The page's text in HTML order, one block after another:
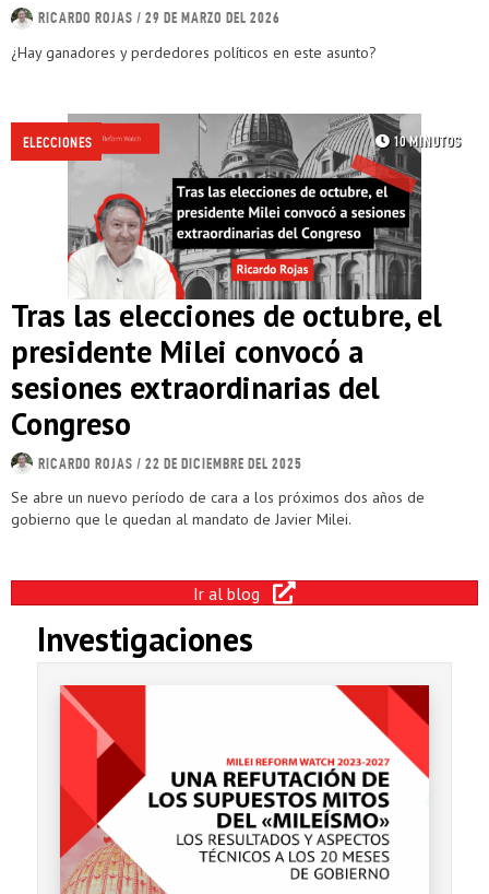
RICARDO ROJAS / 29 DE MARZO DEL 2026
¿Hay ganadores y perdedores políticos en este asunto?
ELECCIONES 10 MINUTOS
Tras las elecciones de octubre, el
presidente Milei convocó a
sesiones extraordinarias del
Congreso
RICARDO ROJAS / 22 DE DICIEMBRE DEL 2025
Se abre un nuevo período de cara a los próximos dos años de
gobierno que le quedan al mandato de Javier Milei.
Ir al blog
Investigaciones